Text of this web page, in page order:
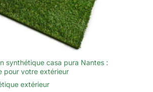
synthétique casa pura Nantes :
pour votre extérieur
extérieur